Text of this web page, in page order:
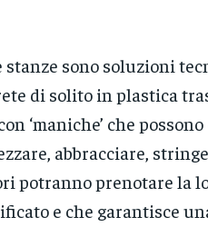
stanze sono soluzioni
di solito in plastica
‘maniche’ che
abbracciare,
potranno prenotare la
e che garantisce